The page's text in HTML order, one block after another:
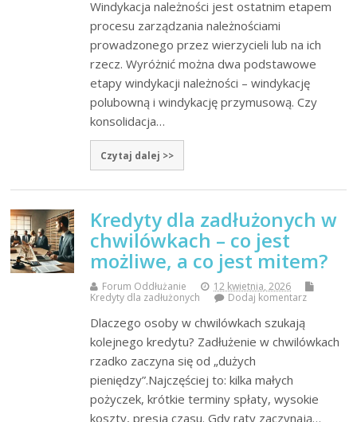
Windykacja należności jest ostatnim etapem
procesu zarządzania należnościami
prowadzonego przez wierzycieli lub na ich
rzecz. Wyróżnić można dwa podstawowe
etapy windykacji należności – windykację
polubowną i windykację przymusową. Czy
konsolidacja…
Czytaj dalej >>
Kredyty dla zadłużonych w
chwilówkach – co jest
możliwe, a co jest mitem?
Forum Oddłużanie
12 kwietnia, 2026
Kredyty dla zadłużonych
Dodaj komentarz
Dlaczego osoby w chwilówkach szukają
kolejnego kredytu? Zadłużenie w chwilówkach
rzadko zaczyna się od „dużych
pieniędzy”.Najczęściej to: kilka małych
pożyczek, krótkie terminy spłaty, wysokie
koszty, presja czasu. Gdy raty zaczynają…